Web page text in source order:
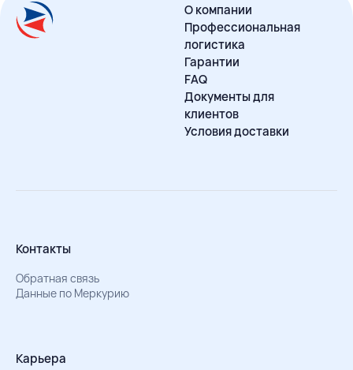
О компании
Профессиональная
логистика
Гарантии
FAQ
Документы для
клиентов
Условия доставки
Контакты
Обратная связь
Данные по Меркурию
Карьера